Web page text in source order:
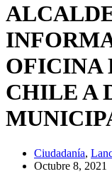
OFICINA
CHILE A
Ciudadanía,
Octubre 8, 2021